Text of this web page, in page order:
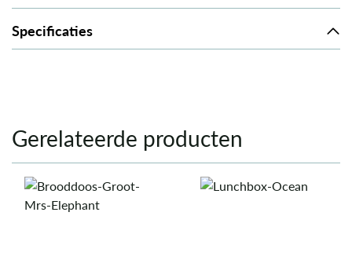
Specificaties
Gerelateerde producten